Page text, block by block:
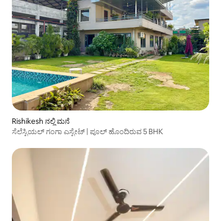
Rishikesh ನಲ್ಲಿ ಮನೆ
ಸೆಲೆಸ್ಟಿಯಲ್ ಗಂಗಾ ಎಸ್ಟೇಟ್ | ಪೂಲ್ ಹೊಂದಿರುವ 5 BHK